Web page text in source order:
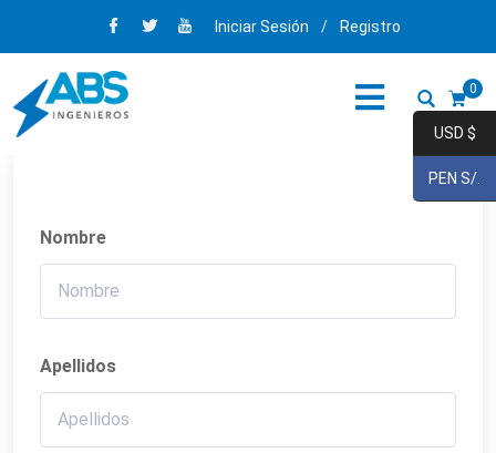
Iniciar Sesión / Registro
0
Nombre
Apellidos
USD $
PEN S/.